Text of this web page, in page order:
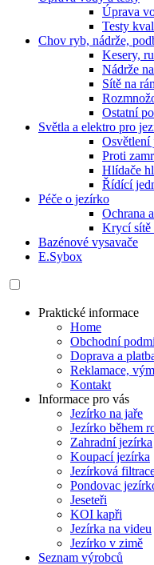
Úprava
Testy
Chov ryb, nádrže,
Kesery,
Nádrže
Sítě na
Ostatní
Světla a elektro pro
Osvětlení
Proti
Hlídače
Řídící
Péče o jezírko
Ochrana
Krycí sítě
Bazénové vysavače
E.Sybox
Praktické informace
Home
Obchodní
Doprava a
Reklamace,
Kontakt
Informace pro vás
Jezírko na jaře
Jezírko během
Zahradní jezírka
Koupací jezírka
Jezírková
Pondovac
Jeseteři
KOI kapři
Jezírka na videu
Jezírko v zimě
Seznam výrobců